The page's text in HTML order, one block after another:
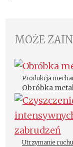
MOŻE
Produkcja
Obróbka
Utrzymanie ruchu